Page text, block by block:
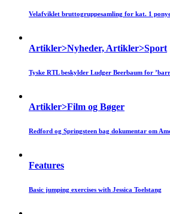
Velafviklet bruttogruppesamling for kat. 1
Artikler>Nyheder, Artikler>Sport
Tyske RTL beskylder Ludger Beerbaum for
Artikler>Film og Bøger
Redford og Springsteen bag dokumentar om
Features
Basic jumping exercises with Jessica Toelstang